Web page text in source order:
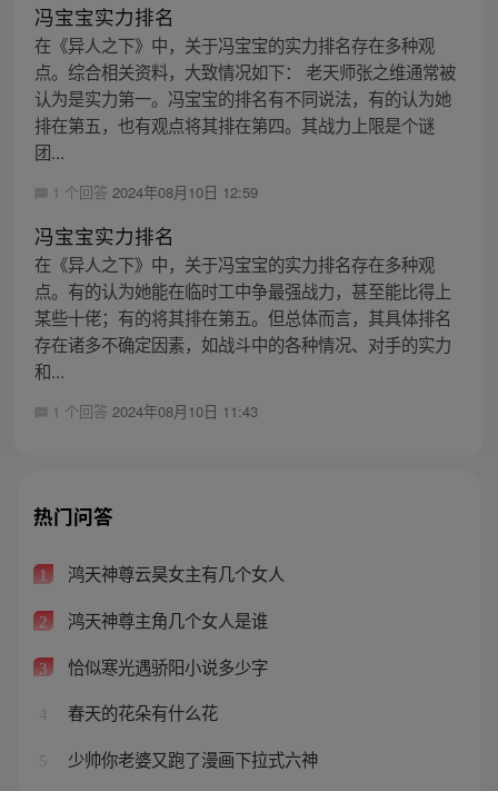
冯宝宝实力排名
在《异人之下》中，关于冯宝宝的实力排名存在多种观
点。综合相关资料，大致情况如下： 老天师张之维通常被
认为是实力第一。冯宝宝的排名有不同说法，有的认为她
排在第五，也有观点将其排在第四。其战力上限是个谜
团...
1 个回答 2024年08月10日 12:59
冯宝宝实力排名
在《异人之下》中，关于冯宝宝的实力排名存在多种观
点。有的认为她能在临时工中争最强战力，甚至能比得上
某些十佬；有的将其排在第五。但总体而言，其具体排名
存在诸多不确定因素，如战斗中的各种情况、对手的实力
和...
1 个回答 2024年08月10日 11:43
热门问答
1 鸿天神尊云昊女主有几个女人
2 鸿天神尊主角几个女人是谁
3 恰似寒光遇骄阳小说多少字
4 春天的花朵有什么花
5 少帅你老婆又跑了漫画下拉式六神